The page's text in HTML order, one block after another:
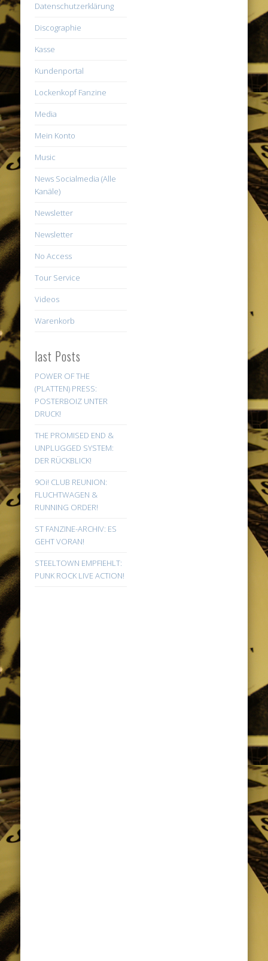
Datenschutzerklärung
Discographie
Kasse
Kundenportal
Lockenkopf Fanzine
Media
Mein Konto
Music
News Socialmedia (Alle
Kanäle)
Newsletter
Newsletter
No Access
Tour Service
Videos
Warenkorb
last Posts
POWER OF THE
(PLATTEN) PRESS:
POSTERBOIZ UNTER
DRUCK!
THE PROMISED END &
UNPLUGGED SYSTEM:
DER RÜCKBLICK!
9Oi! CLUB REUNION:
FLUCHTWAGEN &
RUNNING ORDER!
ST FANZINE-ARCHIV: ES
GEHT VORAN!
STEELTOWN EMPFIEHLT:
PUNK ROCK LIVE ACTION!